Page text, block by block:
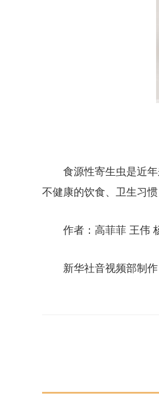
食源性寄生虫是近
不健康的饮食、卫生习
作者：高菲菲 王伟
新华社音视频部制作